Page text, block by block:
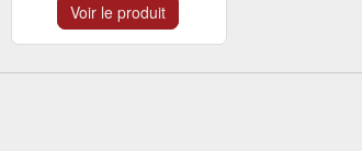
Voir le produit